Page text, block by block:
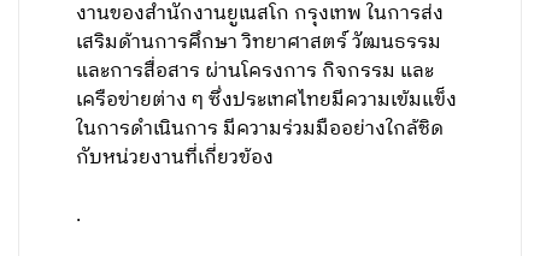
งานของสำนักงานยูเนสโก กรุงเทพ ในการส่ง
เสริมด้านการศึกษา วิทยาศาสตร์ วัฒนธรรม
และการสื่อสาร ผ่านโครงการ กิจกรรม และ
เครือข่ายต่าง ๆ ซึ่งประเทศไทยมีความเข้มแข็ง
ในการดำเนินการ มีความร่วมมืออย่างใกล้ชิด
กับหน่วยงานที่เกี่ยวข้อง
.